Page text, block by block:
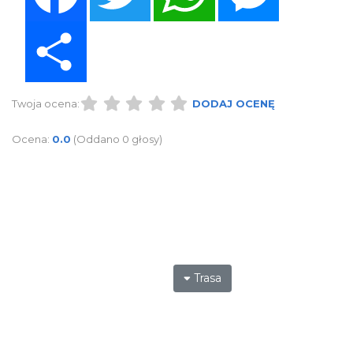
Twoja ocena: DODAJ OCENĘ
Ocena: 0.0 (Oddano 0 głosy)
Trasa